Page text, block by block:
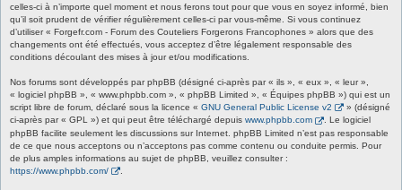
celles-ci à n’importe quel moment et nous ferons tout pour que vous en soyez informé, bien
qu’il soit prudent de vérifier régulièrement celles-ci par vous-même. Si vous continuez
d’utiliser « Forgefr.com - Forum des Couteliers Forgerons Francophones » alors que des
changements ont été effectués, vous acceptez d’être légalement responsable des
conditions découlant des mises à jour et/ou modifications.
Nos forums sont développés par phpBB (désigné ci-après par « ils », « eux », « leur »,
« logiciel phpBB », « www.phpbb.com », « phpBB Limited », « Équipes phpBB ») qui est un
script libre de forum, déclaré sous la licence « GNU General Public License v2
» (désigné
ci-après par « GPL ») et qui peut être téléchargé depuis www.phpbb.com
. Le logiciel
phpBB facilite seulement les discussions sur Internet. phpBB Limited n’est pas responsable
de ce que nous acceptons ou n’acceptons pas comme contenu ou conduite permis. Pour
de plus amples informations au sujet de phpBB, veuillez consulter :
https://www.phpbb.com/